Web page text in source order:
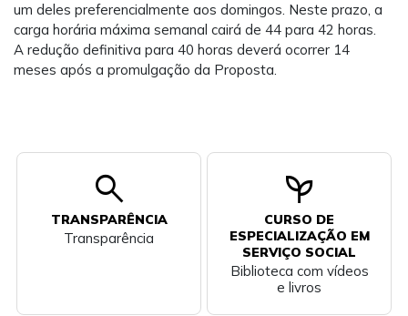
um deles preferencialmente aos domingos. Neste prazo, a
carga horária máxima semanal cairá de 44 para 42 horas.
A redução definitiva para 40 horas deverá ocorrer 14
meses após a promulgação da Proposta.
search
TRANSPARÊNCIA
Transparência
psychiatry
CURSO DE
ESPECIALIZAÇÃO EM
SERVIÇO SOCIAL
Biblioteca com vídeos
e livros